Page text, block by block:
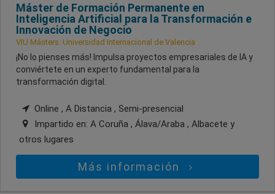
Máster de Formación Permanente en
Inteligencia Artificial para la Transformación e
Innovación de Negocio
VIU Másters. Universidad Internacional de Valencia
¡No lo pienses más! Impulsa proyectos empresariales de IA y
conviértete en un experto fundamental para la
transformación digital.
Online , A Distancia , Semi-presencial
Impartido en: A Coruña , Álava/Araba , Albacete y
otros lugares
Más información